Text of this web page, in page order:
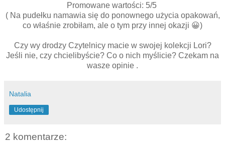
Promowane wartości: 5/5
( Na pudełku namawia się do ponownego użycia opakowań,
co właśnie zrobiłam, ale o tym przy innej okazji 😀)
Czy wy drodzy Czytelnicy macie w swojej kolekcji Lori?
Jeśli nie, czy chcielibyście? Co o nich myślicie? Czekam na
wasze opinie .
Natalia
Udostępnij
2 komentarze: